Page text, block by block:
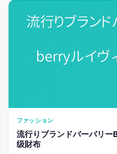
ファッション
流行りブランドバーバリ
级財布